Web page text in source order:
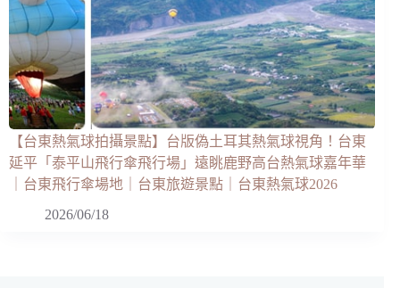
【台東熱氣球拍攝景點】台版偽土耳其熱氣球視角！台東
延平「泰平山飛行傘飛行場」遠眺鹿野高台熱氣球嘉年華
｜台東飛行傘場地｜台東旅遊景點｜台東熱氣球2026
2026/06/18